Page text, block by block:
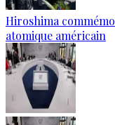
Hiroshima
atomique américain